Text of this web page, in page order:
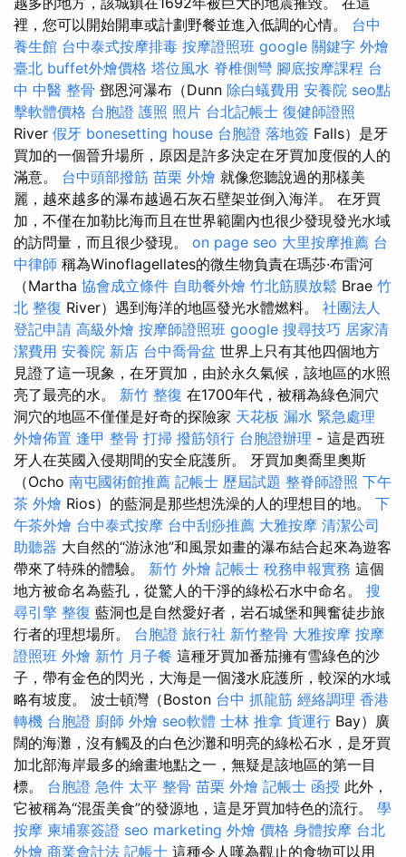
裡，您可以開始開車或計劃野餐並進入低調的心情。 台中
養生館 台中泰式按摩排毒 按摩證照班 google 關鍵字 外燴
臺北 buffet外燴價格 塔位風水 脊椎側彎 腳底按摩課程 台
中 中醫 整骨 鄧恩河瀑布（Dunn 除白蟻費用 安養院 seo點
擊軟體價格 台胞證 護照 照片 台北記帳士 復健師證照
River 假牙 bonesetting house 台胞證 落地簽 Falls）是牙
買加的一個晉升場所，原因是許多決定在牙買加度假的人的
滿意。 台中頭部撥筋 苗栗 外燴 就像您聽說過的那樣美
麗，越來越多的瀑布越過石灰石壁架並倒入海洋。 在牙買
加，不僅在加勒比海而且在世界範圍內也很少發現發光水域
的訪問量，而且很少發現。 on page seo 大里按摩推薦 台
中律師 稱為Winoflagellates的微生物負責在瑪莎·布雷河
（Martha 協會成立條件 自助餐外燴 竹北筋膜放鬆 Brae 竹
北 整復 River）遇到海洋的地區發光水體燃料。 社團法人
登記申請 高級外燴 按摩師證照班 google 搜尋技巧 居家清
潔費用 安養院 新店 台中喬骨盆 世界上只有其他四個地方
見證了這一現象，在牙買加，由於永久氣候，該地區的水照
亮了最亮的水。 新竹 整復 在1700年代，被稱為綠色洞穴
洞穴的地區不僅僅是好奇的探險家 天花板 漏水 緊急處理
外燴佈置 逢甲 整骨 打掃 撥筋領行 台胞證辦理 - 這是西班
牙人在英國入侵期間的安全庇護所。 牙買加奧喬里奧斯
（Ocho 南屯國術館推薦 記帳士 歷屆試題 整脊師證照 下午
茶 外燴 Rios）的藍洞是那些想洗澡的人的理想目的地。 下
午茶外燴 台中泰式按摩 台中刮痧推薦 大雅按摩 清潔公司
助聽器 大自然的“游泳池”和風景如畫的瀑布結合起來為遊客
帶來了特殊的體驗。 新竹 外燴 記帳士 稅務申報實務 這個
地方被命名為藍孔，從驚人的干淨的綠松石水中命名。 搜
尋引擎 整復 藍洞也是自然愛好者，岩石城堡和興奮徒步旅
行者的理想場所。 台胞證 旅行社 新竹整骨 大雅按摩 按摩
證照班 外燴 新竹 月子餐 這種牙買加番茄擁有雪綠色的沙
子，帶有金色的閃光，大海是一個淺水庇護所，較深的水域
略有坡度。 波士頓灣（Boston 台中 抓龍筋 經絡調理 香港
轉機 台胞證 廚師 外燴 seo軟體 士林 推拿 貨運行 Bay）廣
闊的海灘，沒有觸及的白色沙灘和明亮的綠松石水，是牙買
加北部海岸最多的繪畫地點之一，無疑是該地區的第一目
標。 台胞證 急件 太平 整骨 苗栗 外燴 記帳士 函授 此外，
它被稱為“混蛋美食”的發源地，這是牙買加特色的流行。 學
按摩 柬埔寨簽證 seo marketing 外燴 價格 身體按摩 台北
外燴 商業會計法 記帳士 這種令人嘆為觀止的食物可以用